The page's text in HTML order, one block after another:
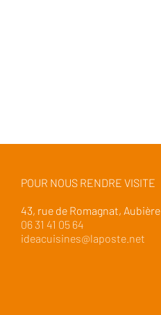
POUR NOUS RENDRE VISITE
43, rue de Romagnat, Aubière
06 31 41 05 64
ideacuisines@laposte.net